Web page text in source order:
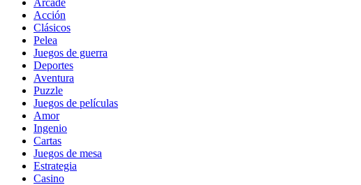
Arcade
Acción
Clásicos
Pelea
Juegos de guerra
Deportes
Aventura
Puzzle
Juegos de películas
Amor
Ingenio
Cartas
Juegos de mesa
Estrategia
Casino